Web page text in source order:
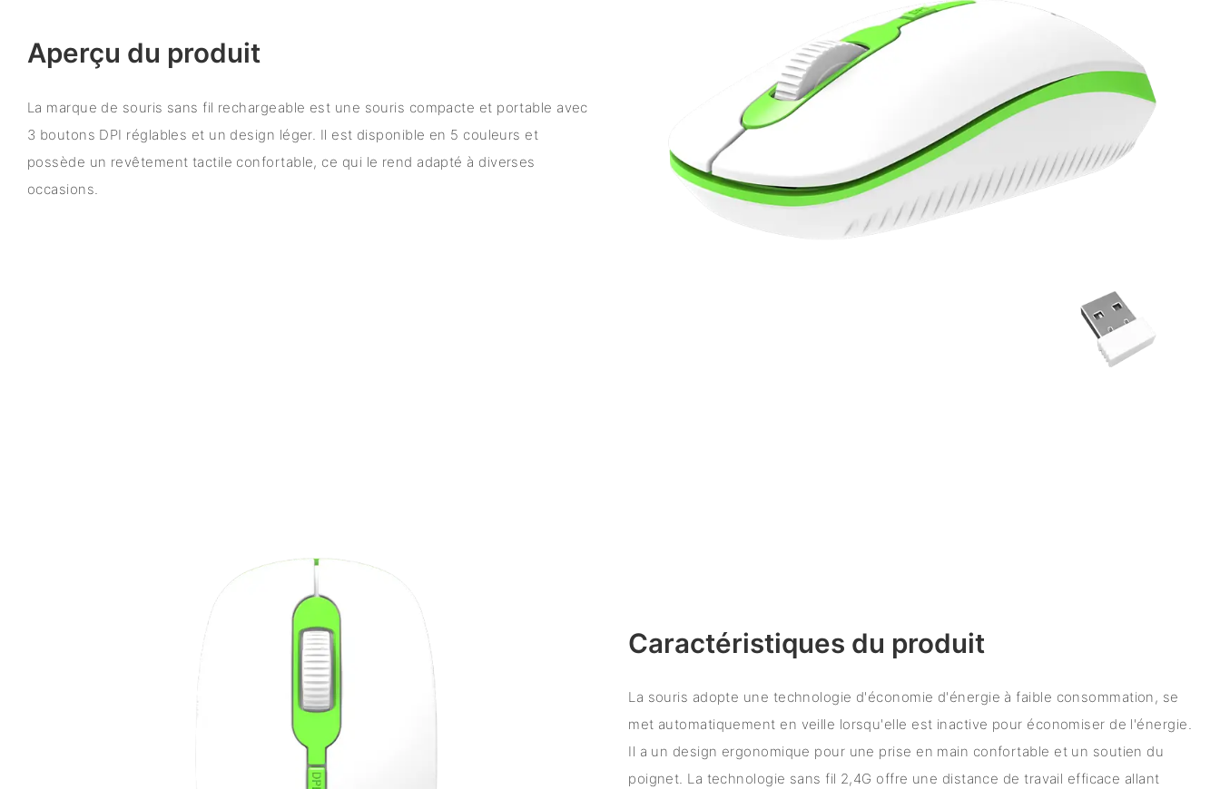
Aperçu du produit
La marque de souris sans fil rechargeable est une souris compacte et portable avec
3 boutons DPI réglables et un design léger. Il est disponible en 5 couleurs et
possède un revêtement tactile confortable, ce qui le rend adapté à diverses
occasions.
Caractéristiques du produit
La souris adopte une technologie d'économie d'énergie à faible consommation, se
met automatiquement en veille lorsqu'elle est inactive pour économiser de l'énergie.
Il a un design ergonomique pour une prise en main confortable et un soutien du
poignet. La technologie sans fil 2,4G offre une distance de travail efficace allant